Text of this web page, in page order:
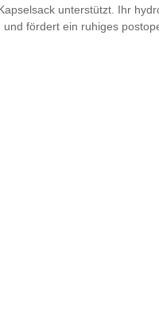
unterstützt. Ihr
und fördert ein ruhiges